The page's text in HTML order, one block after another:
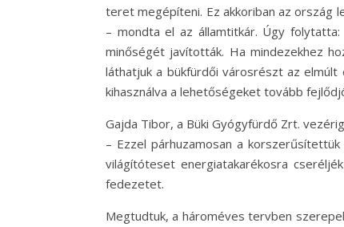
teret megépíteni. Ez akkoriban az ország
– mondta el az államtitkár. Úgy
minőségét javították. Ha mindezekhez
láthatjuk a bükfürdői városrészt az
kihasználva a lehetőségeket tovább
Gajda Tibor, a Büki Gyógyfürdő Zrt.
– Ezzel párhuzamosan a
világítóteset energiatakarékosra
fedezetet.
Megtudtuk, a hároméves tervben